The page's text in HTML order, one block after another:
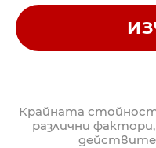
Крайната стойност
различни